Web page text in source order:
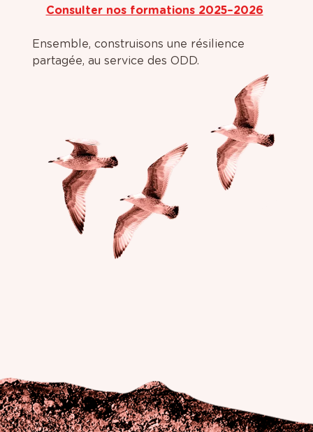
Consulter nos formations 2025–2026
Ensemble, construisons une résilience
partagée, au service des ODD.